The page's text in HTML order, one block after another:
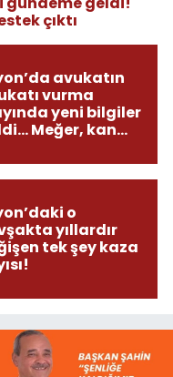
çıktı
avukatın
vurma
yeni bilgiler
Meğer, kan
o
yıllardır
tek şey kaza